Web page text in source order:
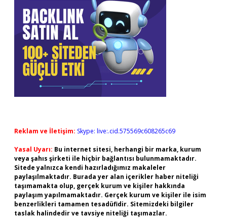
Reklam ve İletişim: Skype: live:.cid.575569c608265c69
Yasal Uyarı: Bu internet sitesi, herhangi bir marka, kurum
veya şahıs şirketi ile hiçbir bağlantısı bulunmamaktadır.
Sitede yalnızca kendi hazırladığımız makaleler
paylaşılmaktadır. Burada yer alan içerikler haber niteliği
taşımamakta olup, gerçek kurum ve kişiler hakkında
paylaşım yapılmamaktadır. Gerçek kurum ve kişiler ile isim
benzerlikleri tamamen tesadüfidir. Sitemizdeki bilgiler
taslak halindedir ve tavsiye niteliği taşımazlar.